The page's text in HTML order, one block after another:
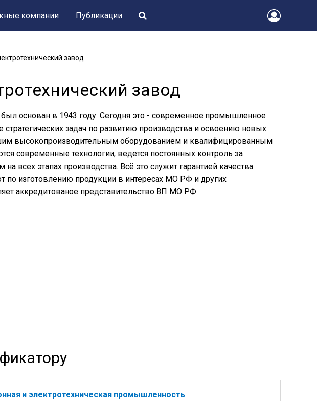
компании Публикации
завод
завод
был основан в 1943 году. Сегодня это - современное промышленное
задач по развитию производства и освоению новых
высокопроизводительным оборудованием и квалифицированным
современные технологии, ведется постоянных контроль за
всех этапах производства. Всё это служит гарантией качества
по изготовлению продукции в интересах МО РФ и других
аккредитованое представительство ВП МО РФ.
и электротехническая промышленность